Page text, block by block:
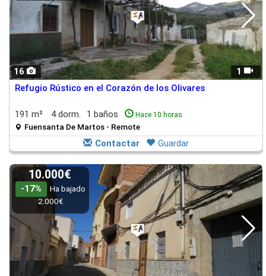
16 1
Refugio Rústico en el Corazón de los Olivares
191 m² 4 dorm. 1 baños Hace 10 horas
Fuensanta De Martos - Remote
Contactar Guardar
10.000€
-17%
Ha bajado
2.000€